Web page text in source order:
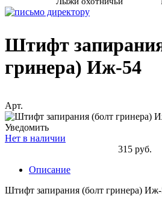
Штифт
гринера) Иж-54
Арт.
Уведомить
Нет в наличии
315 руб.
Описание
Штифт запирания (болт гринера)